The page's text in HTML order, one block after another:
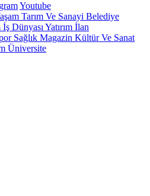
Youtube
Tarım Ve Sanayi Belediye
İş Dünyası Yatırım İlan
Sağlık Magazin Kültür Ve Sanat
Üniversite